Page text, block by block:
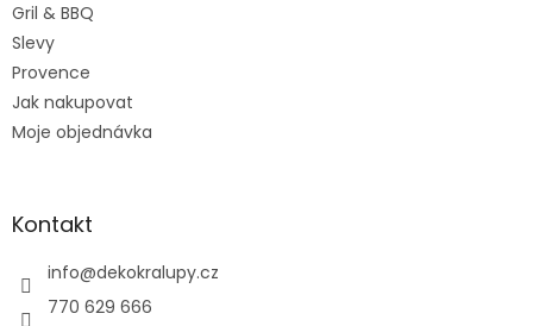
Gril & BBQ
Slevy
Provence
Jak nakupovat
Moje objednávka
Kontakt
info@dekokralupy.cz
770 629 666